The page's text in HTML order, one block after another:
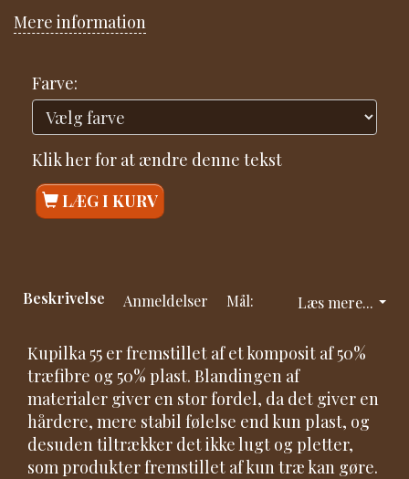
Mere information
Farve:
Klik her for at ændre denne tekst
LÆG I KURV
Læs mere...
Beskrivelse Anmeldelser Mål:
Kupilka 55 er fremstillet af et komposit af 50%
træfibre og 50% plast. Blandingen af
materialer giver en stor fordel, da det giver en
hårdere, mere stabil følelse end kun plast, og
desuden tiltrækker det ikke lugt og pletter,
som produkter fremstillet af kun træ kan gøre.